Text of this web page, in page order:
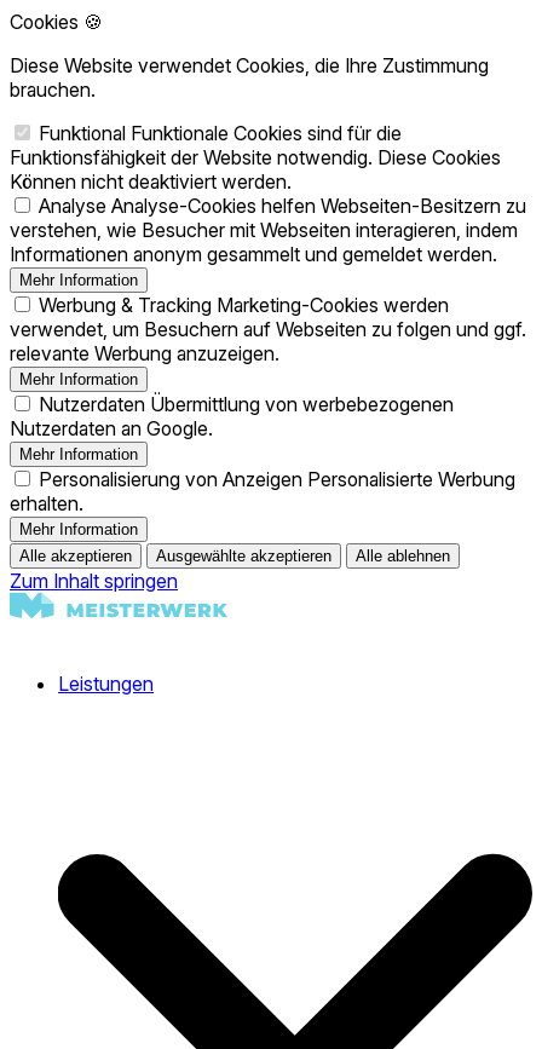
Cookies 🍪
Diese Website verwendet Cookies, die Ihre Zustimmung
brauchen.
Funktional Funktionale Cookies sind für die
Funktionsfähigkeit der Website notwendig. Diese Cookies
Können nicht deaktiviert werden.
Analyse Analyse-Cookies helfen Webseiten-Besitzern zu
verstehen, wie Besucher mit Webseiten interagieren, indem
Informationen anonym gesammelt und gemeldet werden.
Mehr Information
Werbung & Tracking Marketing-Cookies werden
verwendet, um Besuchern auf Webseiten zu folgen und ggf.
relevante Werbung anzuzeigen.
Mehr Information
Nutzerdaten Übermittlung von werbebezogenen
Nutzerdaten an Google.
Mehr Information
Personalisierung von Anzeigen Personalisierte Werbung
erhalten.
Mehr Information
Alle akzeptieren
Ausgewählte akzeptieren Alle ablehnen
Zum Inhalt springen
Leistungen